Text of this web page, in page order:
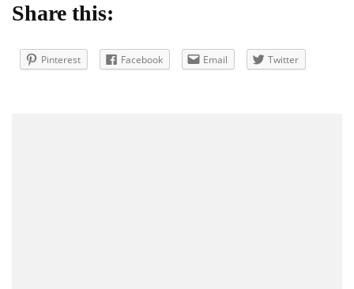
Share this:
Pinterest Facebook Email Twitter